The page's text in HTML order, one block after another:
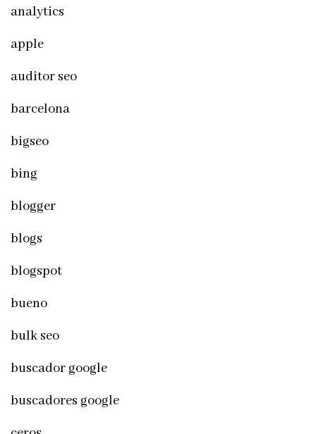
analytics
apple
auditor seo
barcelona
bigseo
bing
blogger
blogs
blogspot
bueno
bulk seo
buscador google
buscadores google